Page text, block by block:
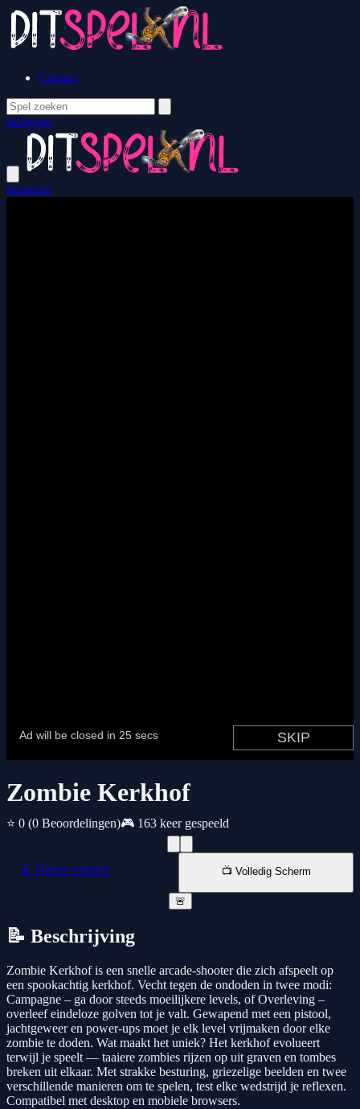
Contact
Inloggen
Inloggen
Zombie Kerkhof
⭐ 0 (0 Beoordelingen)🎮 163 keer gespeeld
📱 Nieuw venster 📺 Volledig Scherm
🚨
📝 Beschrijving
Zombie Kerkhof is een snelle arcade-shooter die zich afspeelt op
een spookachtig kerkhof. Vecht tegen de ondoden in twee modi:
Campagne – ga door steeds moeilijkere levels, of Overleving –
overleef eindeloze golven tot je valt. Gewapend met een pistool,
jachtgeweer en power-ups moet je elk level vrijmaken door elke
zombie te doden. Wat maakt het uniek? Het kerkhof evolueert
terwijl je speelt — taaiere zombies rijzen op uit graven en tombes
breken uit elkaar. Met strakke besturing, griezelige beelden en twee
verschillende manieren om te spelen, test elke wedstrijd je reflexen.
Compatibel met desktop en mobiele browsers.